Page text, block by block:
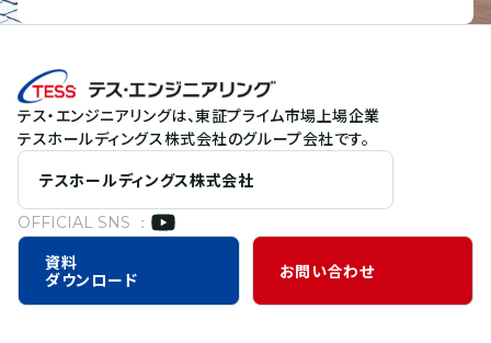
テス・エンジニアリングは、東証プライム市場上場企業
テスホールディングス株式会社のグループ会社です。
テスホールディングス株式会社
OFFICIAL SNS ：
資料
ダウンロード
お問い合わせ